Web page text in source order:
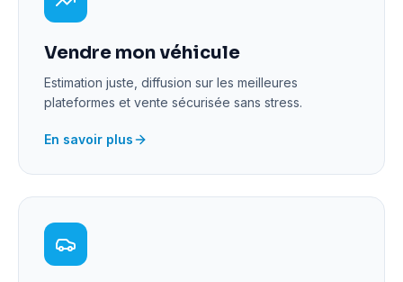
Vendre mon véhicule
Estimation juste, diffusion sur les meilleures
plateformes et vente sécurisée sans stress.
En savoir plus